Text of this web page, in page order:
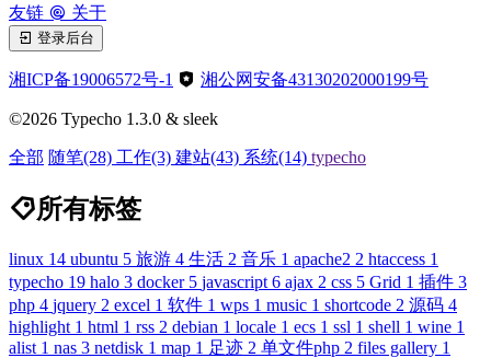
友链
关于
登录后台
湘ICP备19006572号-1 湘公网安备43130202000199号
©2026 Typecho 1.3.0 & sleek
全部 随笔(28) 工作(3) 建站(43) 系统(14) typecho
所有标签
linux 14 ubuntu 5 旅游 4 生活 2 音乐 1 apache2 2 htaccess 1
typecho 19 halo 3 docker 5 javascript 6 ajax 2 css 5 Grid 1 插件 3
php 4 jquery 2 excel 1 软件 1 wps 1 music 1 shortcode 2 源码 4
highlight 1 html 1 rss 2 debian 1 locale 1 ecs 1 ssl 1 shell 1 wine 1
alist 1 nas 3 netdisk 1 map 1 足迹 2 单文件php 2 files gallery 1